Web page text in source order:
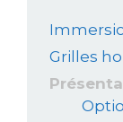
Grilles